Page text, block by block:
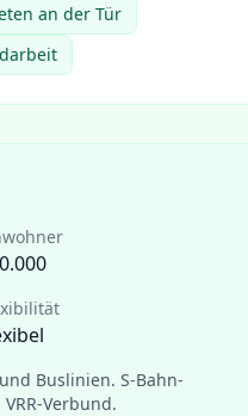
an der Tür
Buslinien. S-Bahn-
Verbund.